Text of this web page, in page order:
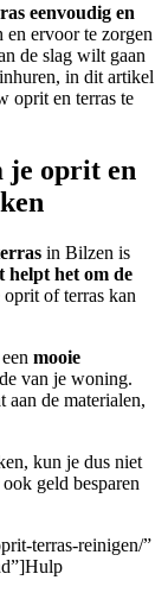
eenvoudig en
en ervoor te zorgen
de slag wilt gaan
in dit artikel
oprit en terras te
je oprit en
in Bilzen is
helpt het om de
of terras kan
mooie
van je woning.
aan de materialen,
kun je dus niet
geld besparen
terras-reinigen/”